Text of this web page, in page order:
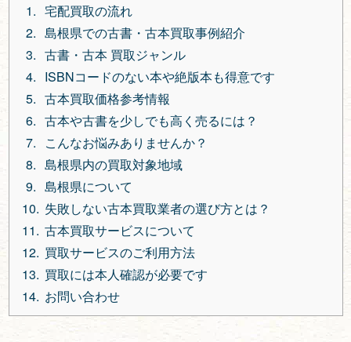
宅配買取の流れ
島根県での古書・古本買取事例紹介
古書・古本 買取ジャンル
ISBNコードのない本や絶版本も得意です
古本買取価格参考情報
古本や古書を少しでも高く売るには？
こんなお悩みありませんか？
島根県内の買取対象地域
島根県について
失敗しない古本買取業者の選び方とは？
古本買取サービスについて
買取サービスのご利用方法
買取には本人確認が必要です
お問い合わせ